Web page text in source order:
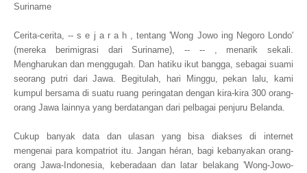
Suriname
Cerita-cerita, -- s e j a r a h , tentang 'Wong Jowo ing Negoro Londo'
(mereka berimigrasi dari Suriname), -- -- , menarik sekali.
Mengharukan dan menggugah. Dan hatiku ikut bangga, sebagai suami
seorang putri dari Jawa. Begitulah, hari Minggu, pekan lalu, kami
kumpul bersama di suatu ruang peringatan dengan kira-kira 300 orang-
orang Jawa lainnya yang berdatangan dari pelbagai penjuru Belanda.
Cukup banyak data dan ulasan yang bisa diakses di internet
mengenai para kompatriot itu. Jangan héran, bagi kebanyakan orang-
orang Jawa-Indonesia, keberadaan dan latar belakang 'Wong-Jowo-